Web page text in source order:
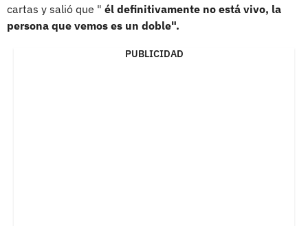
cartas y salió que " él definitivamente no está vivo, la
persona que vemos es un doble".
PUBLICIDAD